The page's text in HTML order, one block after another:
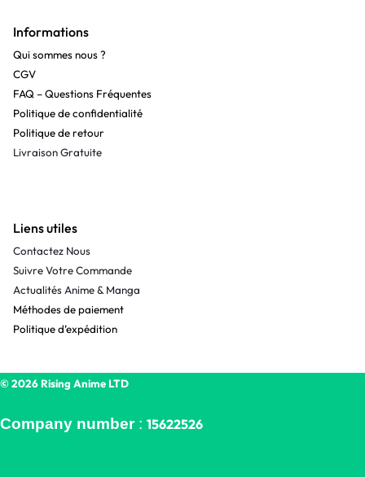
Informations
Qui sommes nous ?
CGV
FAQ – Questions Fréquentes
Politique de confidentialité
Politique de retour
Livraison Gratuite
Liens utiles
Contactez Nous
Suivre Votre Commande
Actualités Anime & Manga
Méthodes de paiement
Politique d’expédition
© 2026 Rising Anime LTD
Company number: 15622526